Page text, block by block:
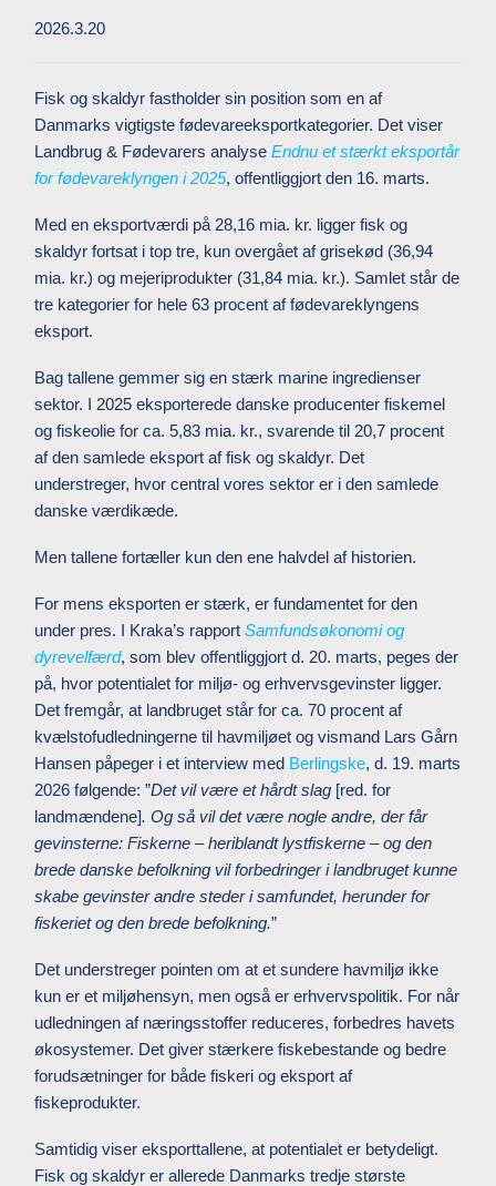
2026.3.20
Fisk og skaldyr fastholder sin position som en af
Danmarks vigtigste fødevareeksportkategorier. Det viser
Landbrug & Fødevarers analyseEndnu et stærkt eksportår
for fødevareklyngen i 2025, offentliggjort den 16. marts.
Med en eksportværdi på 28,16 mia. kr. ligger fisk og
skaldyr fortsat i top tre, kun overgået af grisekød (36,94
mia. kr.) og mejeriprodukter (31,84 mia. kr.). Samlet står de
tre kategorier for hele 63 procent af fødevareklyngens
eksport.
Bag tallene gemmer sig en stærk marine ingredienser
sektor. I 2025 eksporterede danske producenter fiskemel
og fiskeolie for ca. 5,83 mia. kr., svarende til 20,7 procent
af den samlede eksport af fisk og skaldyr. Det
understreger, hvor central vores sektor er i den samlede
danske værdikæde.
Men tallene fortæller kun den ene halvdel af historien.
For mens eksporten er stærk, er fundamentet for den
under pres. I Kraka’s rapportSamfundsøkonomi og
dyrevelfærd, som blev offentliggjort d. 20. marts, peges der
på, hvor potentialet for miljø- og erhvervsgevinster ligger.
Det fremgår, at landbruget står for ca. 70 procent af
kvælstofudledningerne til havmiljøet og vismand Lars Gårn
Hansen påpeger i et interview med Berlingske, d. 19. marts
2026 følgende: ”Det vil være et hårdt slag [red. for
landmændene]. Og så vil det være nogle andre, der får
gevinsterne: Fiskerne – heriblandt lystfiskerne – og den
brede danske befolkning vil forbedringer i landbruget kunne
skabe gevinster andre steder i samfundet, herunder for
fiskeriet og den brede befolkning.”
Det understreger pointen om at et sundere havmiljø ikke
kun er et miljøhensyn, men også er erhvervspolitik. For når
udledningen af næringsstoffer reduceres, forbedres havets
økosystemer. Det giver stærkere fiskebestande og bedre
forudsætninger for både fiskeri og eksport af
fiskeprodukter.
Samtidig viser eksporttallene, at potentialet er betydeligt.
Fisk og skaldyr er allerede Danmarks tredje største